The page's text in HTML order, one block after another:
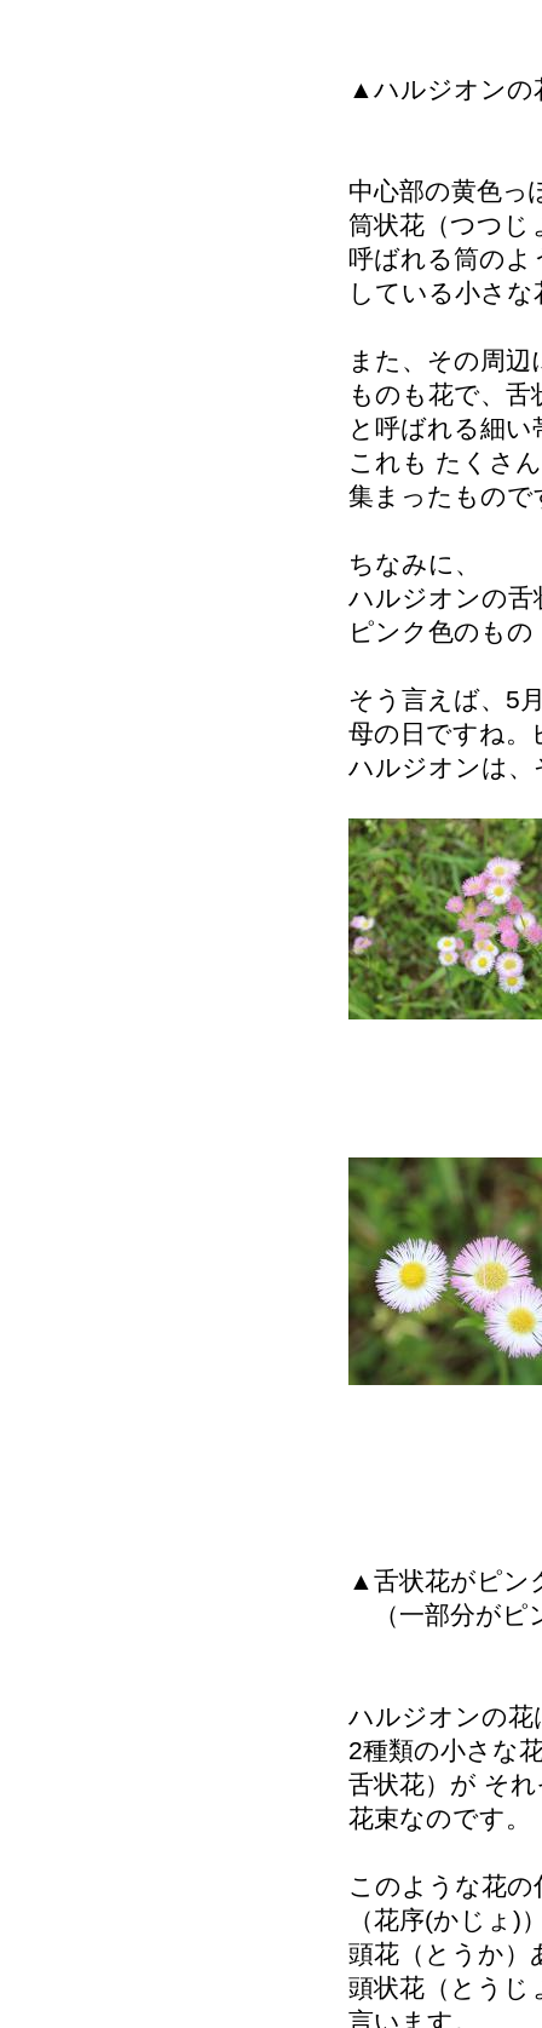
▲ハルジオンの
中心部の黄色っ
筒状花（つつじ
呼ばれる筒のよ
している小さ
また、その周
ものも花で、
と呼ばれる細
これも たくさ
集まったもので
ちなみに、
ハルジオンの舌
ピンク色のも
そう言えば、5
母の日ですね。
ハルジオンは
▲舌状花がピン
（一部分がピ
ハルジオンの花
2種類の小さな
舌状花）が そ
花束なのです。
このような花の
（花序(かじょ)
頭花（とうか）
頭状花（とうじ
言います。